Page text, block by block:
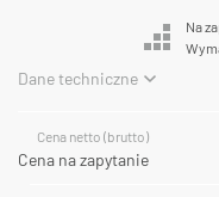
Na
Dane techniczne
Cena netto (brutto)
Cena na zapytanie